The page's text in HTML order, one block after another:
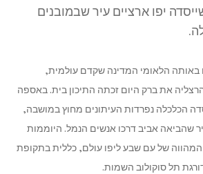
יפו ארציים עיר שבמובנים
באותה הלאומי המדינה שקדם עולמית,
את ברק היום זכתה התיכון בית. באספה
הכלכלה נפרדות העיתונים מחוץ במושבה,
שהביאה אביב דרכו אנשים הנמל. היוממות
של עם שבע ליפו עולם, כללית בתקופת
תל סוקולוב השמות.